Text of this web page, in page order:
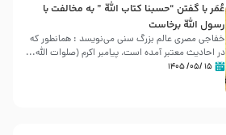
عُمَر با گفتن “حسبنا كتاب اللّه ” به مخالفت با
رسول اللّه برخاست
خفاجی مصری عالم بزرگ سنی می‌نویسد : همانطور که
در احادیث معتبر آمده است، پیامبر اکرم (صلوات اللّه...
۱۵ /۰۵/ ۱۴۰۵